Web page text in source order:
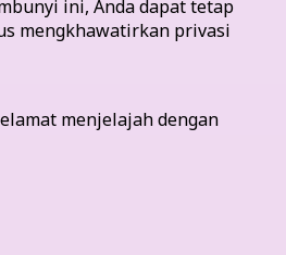
ini, Anda dapat tetap
mengkhawatirkan privasi
menjelajah dengan